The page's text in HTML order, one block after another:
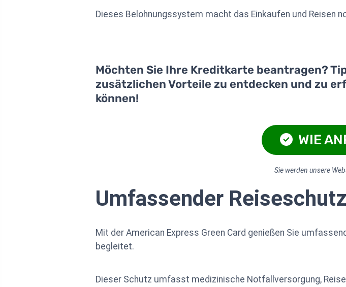
Dieses Belohnungssystem macht das Einkaufen und Reisen
Möchten Sie Ihre Kreditkarte beantragen?
zusätzlichen Vorteile zu entdecken und zu
können!
WIE
Sie werden unsere
Umfassender Reiseschutz
Mit der American Express Green Card genießen Sie
begleitet.
Dieser Schutz umfasst medizinische Notfallversorgung,